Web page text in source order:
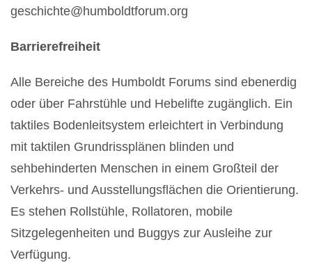
geschichte@humboldtforum.org
Barrierefreiheit
Alle Bereiche des Humboldt Forums sind ebenerdig
oder über Fahrstühle und Hebelifte zugänglich. Ein
taktiles Bodenleitsystem erleichtert in Verbindung
mit taktilen Grundrissplänen blinden und
sehbehinderten Menschen in einem Großteil der
Verkehrs- und Ausstellungsflächen die Orientierung.
Es stehen Rollstühle, Rollatoren, mobile
Sitzgelegenheiten und Buggys zur Ausleihe zur
Verfügung.